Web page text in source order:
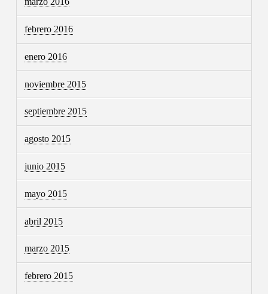
febrero 2016
enero 2016
noviembre 2015
septiembre 2015
agosto 2015
junio 2015
mayo 2015
abril 2015
marzo 2015
febrero 2015